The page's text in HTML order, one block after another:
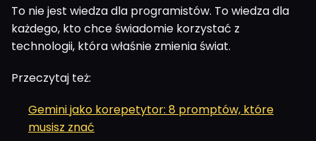
To nie jest wiedza dla programistów. To wiedza dla
każdego, kto chce świadomie korzystać z
technologii, która właśnie zmienia świat.
Przeczytaj też:
Gemini jako korepetytor: 8 promptów, które
musisz znać